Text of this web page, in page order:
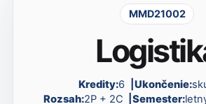
MMD21002
Kredity:6 Ukončenie:
Rozsah:2P + 2C Semester: